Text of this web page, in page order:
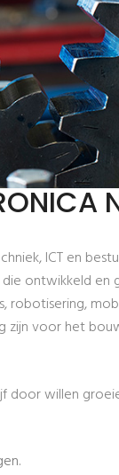
ICT en
ontwikkeld
robotisering,
zijn voor het
door willen